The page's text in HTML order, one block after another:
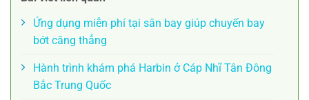
Ứng dụng miễn phí tại sân bay giúp chuyến bay
bớt căng thẳng
Hành trình khám phá Harbin ở Cáp Nhĩ Tân Đông
Bắc Trung Quốc